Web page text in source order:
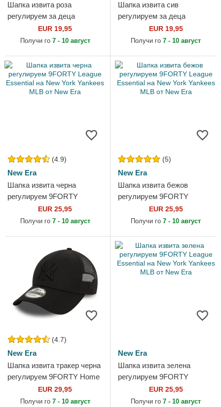
Шапка извита роза
регулируем за деца
9FORTY League Essential
на New York Yankees MLB
EUR 19,95
Получи го 7 - 10 август
Шапка извита сив
регулируем за деца
9FORTY Essential на New
York Yankees MLB от New
EUR 19,95
Получи го 7 - 10 август
(4.9)
New Era
Шапка извита черна
регулируем 9FORTY
League Essential на New
York Yankees MLB от New
EUR 25,95
Получи го 7 - 10 август
(5)
New Era
Шапка извита бежов
регулируем 9FORTY
League Essential на New
York Yankees MLB от New
EUR 25,95
Получи го 7 - 10 август
(4.7)
New Era
Шапка извита тракер черна
регулируем 9FORTY Home
Field на New York Yankees
MLB от New Era
EUR 29,95
Получи го 7 - 10 август
New Era
Шапка извита зелена
регулируем 9FORTY
League Essential на New
York Yankees MLB от New
EUR 25,95
Получи го 7 - 10 август